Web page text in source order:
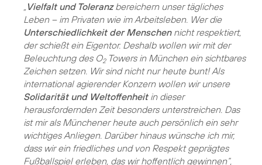
„Vielfalt und Toleranzbereichern unser tägliches
Leben – im Privaten wie im Arbeitsleben. Wer die
Unterschiedlichkeit der Menschennicht respektiert,
der schießt ein Eigentor. Deshalb wollen wir mit der
Beleuchtung des O2Towers in München ein sichtbares
Zeichen setzen. Wir sind nicht nur heute bunt! Als
international agierender Konzern wollen wir unsere
Solidarität und Weltoffenheitin dieser
herausfordernden Zeit besonders unterstreichen. Das
ist mir als Münchener heute auch persönlich ein sehr
wichtiges Anliegen. Darüber hinaus wünsche ich mir,
dass wir ein friedliches und von Respekt geprägtes
Fußballspiel erleben, das wir hoffentlich gewinnen“,